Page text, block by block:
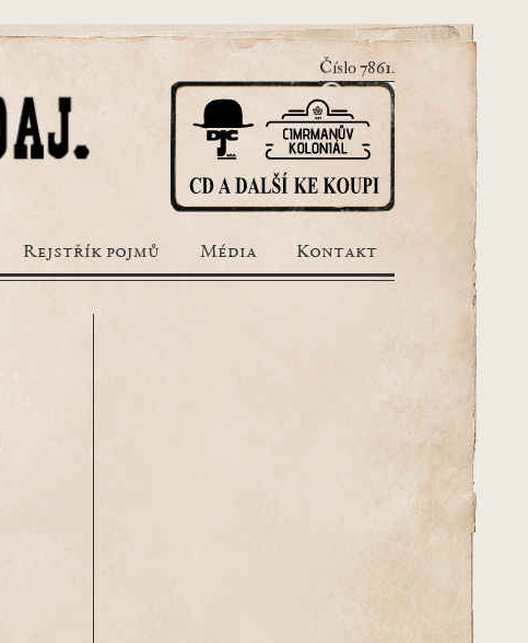
Číslo 7861.
Rejstřík pojmů Média Kontakt